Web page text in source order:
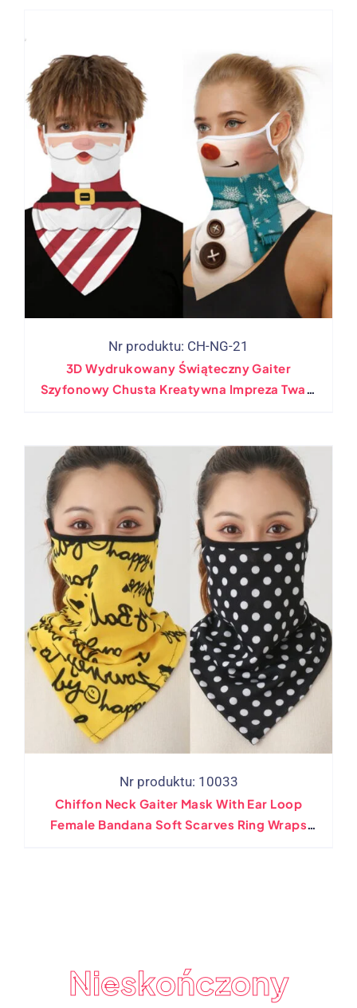
Nr produktu: CH-NG-21
3D Wydrukowany Świąteczny Gaiter
Szyfonowy Chusta Kreatywna Impreza Twarz
Nr produktu: 10033
Chiffon Neck Gaiter Mask With Ear Loop
Female Bandana Soft Scarves Ring Wraps
Nieskończony